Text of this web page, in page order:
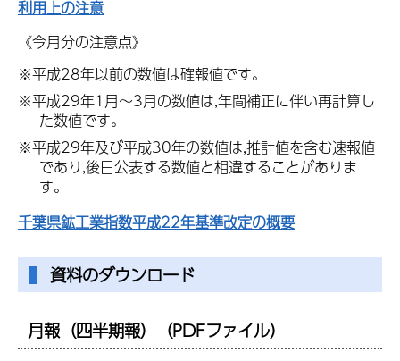
利用上の注意
《今月分の注意点》
※平成28年以前の数値は確報値です。
※平成29年1月～3月の数値は,年間補正に伴い再計算し
た数値です。
※平成29年及び平成30年の数値は,推計値を含む速報値
であり,後日公表する数値と相違することがありま
す。
千葉県鉱工業指数平成22年基準改定の概要
資料のダウンロード
月報（四半期報）（PDFファイル）